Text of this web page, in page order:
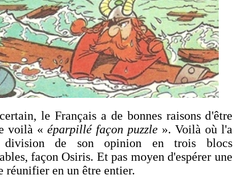
le Français a de bonnes raisons d'être
voilà « éparpillé façon puzzle ». Voilà où l'a
de son opinion en trois blocs
façon Osiris. Et pas moyen d'espérer une
réunifier en un être entier.